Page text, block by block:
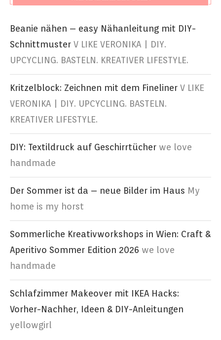
Beanie nähen – easy Nähanleitung mit DIY-
Schnittmuster V LIKE VERONIKA | DIY.
UPCYCLING. BASTELN. KREATIVER LIFESTYLE.
Kritzelblock: Zeichnen mit dem Fineliner V LIKE
VERONIKA | DIY. UPCYCLING. BASTELN.
KREATIVER LIFESTYLE.
DIY: Textildruck auf Geschirrtücher we love
handmade
Der Sommer ist da – neue Bilder im Haus My
home is my horst
Sommerliche Kreativworkshops in Wien: Craft &
Aperitivo Sommer Edition 2026 we love
handmade
Schlafzimmer Makeover mit IKEA Hacks:
Vorher-Nachher, Ideen & DIY-Anleitungen
yellowgirl